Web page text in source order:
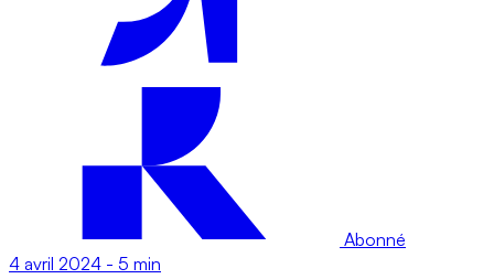
Abonné
4 avril 2024 - 5 min